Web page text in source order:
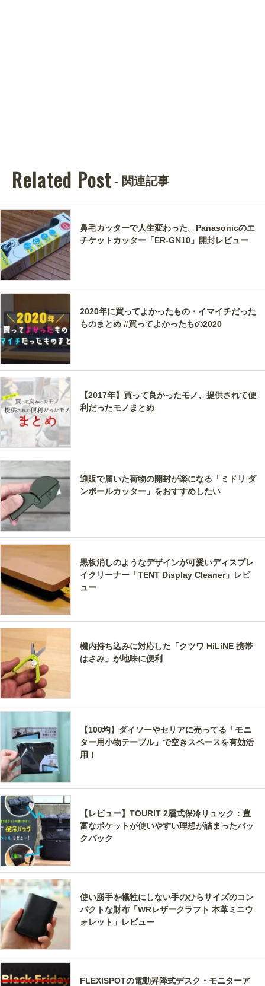
Related Post - 関連記事
鼻毛カッターで人生変わった。Panasonicのエ
チケットカッター「ER-GN10」開封レビュー
2020年に買ってよかったもの・イマイチだった
ものまとめ #買ってよかったもの2020
【2017年】買って良かったモノ、提供されて便
利だったモノまとめ
通販で届いた荷物の開封が楽になる「ミドリ ダ
ンボールカッター」をおすすめしたい
黒板消しのようなデザインが可愛いディスプレ
イクリーナー「TENT Display Cleaner」レビ
ュー
機内持ち込みに対応した「クツワ HiLiNE 携帯
はさみ」が地味に便利
【100均】ダイソーやセリアに売ってる「モニ
ター用小物テーブル」で空きスペースを有効活
用！
【レビュー】TOURIT 2層式保冷リュック：豊
富なポケットが使いやすい理想が詰まったバッ
クパック
使い勝手を犠牲にしない手のひらサイズのコン
パクトな財布「WRレザークラフト 本革ミニウ
ォレット」レビュー
FLEXISPOTの電動昇降式デスク・モニターア